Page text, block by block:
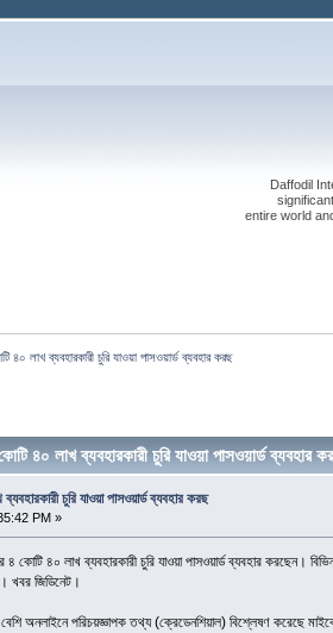
Daffodil
entire world
৪০ লাখ ব্যবহারকারী চুরি যাওয়া পাসওয়ার্ড ব্যবহার করছ
৪০ লাখ ব্যবহারকারী চুরি যাওয়া পাসওয়ার্ড
চুরি যাওয়া পাসওয়ার্ড ব্যবহার করছ
PM »
কোটি ৪০ লাখ ব্যবহারকারী চুরি যাওয়া পাসওয়ার্ড ব্যবহার করছেন।
খবর জিডিনেট।
বেশি অনলাইনে পরিচয়জ্ঞাপক তথ্য (ক্রেডেনশিয়াল) বিশ্লেষণ